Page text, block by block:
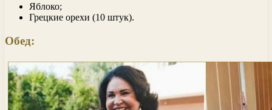
Яблоко;
Грецкие орехи (10 штук).
Обед: